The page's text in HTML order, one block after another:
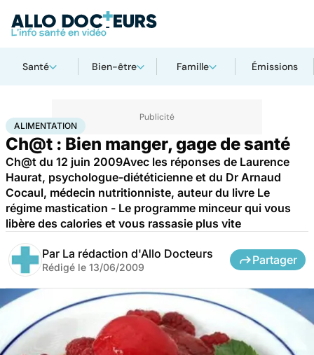
Santé Bien-être Famille Émissions
AccueilSantéMaladies Alimentation
ALIMENTATION
Ch@t : Bien manger, gage de santé
Ch@t du 12 juin 2009Avec les réponses de Laurence
Haurat, psychologue-diététicienne et du Dr Arnaud
Cocaul, médecin nutritionniste, auteur du livre Le
régime mastication - Le programme minceur qui vous
libère des calories et vous rassasie plus vite
Par La rédaction d'Allo Docteurs
Rédigé le 13/06/2009
Partager